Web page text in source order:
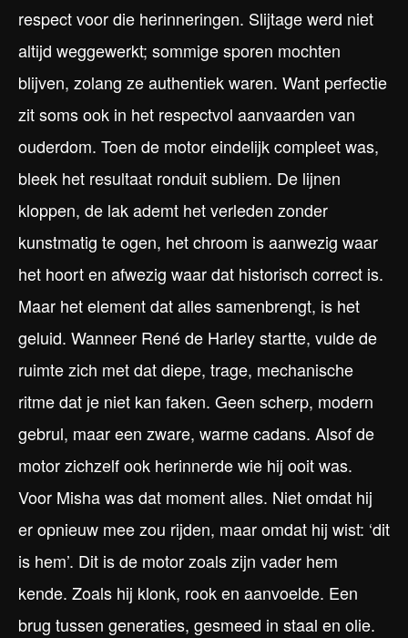
respect voor die herinneringen. Slijtage werd niet
altijd weggewerkt; sommige sporen mochten
blijven, zolang ze authentiek waren. Want perfectie
zit soms ook in het respectvol aanvaarden van
ouderdom. Toen de motor eindelijk compleet was,
bleek het resultaat ronduit subliem. De lijnen
kloppen, de lak ademt het verleden zonder
kunstmatig te ogen, het chroom is aanwezig waar
het hoort en afwezig waar dat historisch correct is.
Maar het element dat alles samenbrengt, is het
geluid. Wanneer René de Harley startte, vulde de
ruimte zich met dat diepe, trage, mechanische
ritme dat je niet kan faken. Geen scherp, modern
gebrul, maar een zware, warme cadans. Alsof de
motor zichzelf ook herinnerde wie hij ooit was.
Voor Misha was dat moment alles. Niet omdat hij
er opnieuw mee zou rijden, maar omdat hij wist: ‘dit
is hem’. Dit is de motor zoals zijn vader hem
kende. Zoals hij klonk, rook en aanvoelde. Een
brug tussen generaties, gesmeed in staal en olie.